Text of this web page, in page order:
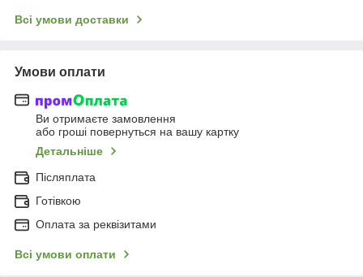
Всі умови доставки
Умови оплати
Ви отримаєте замовлення
або гроші повернуться на вашу картку
Детальніше
Післяплата
Готівкою
Оплата за реквізитами
Всі умови оплати